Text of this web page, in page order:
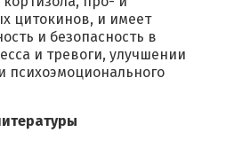
цитокинов, и имеет
и безопасность в
и тревоги, улучшении
психоэмоционального